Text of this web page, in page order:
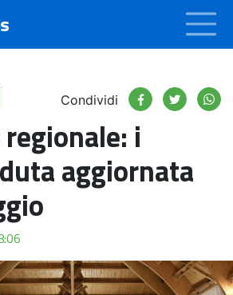
Condividi
i
aggiornata